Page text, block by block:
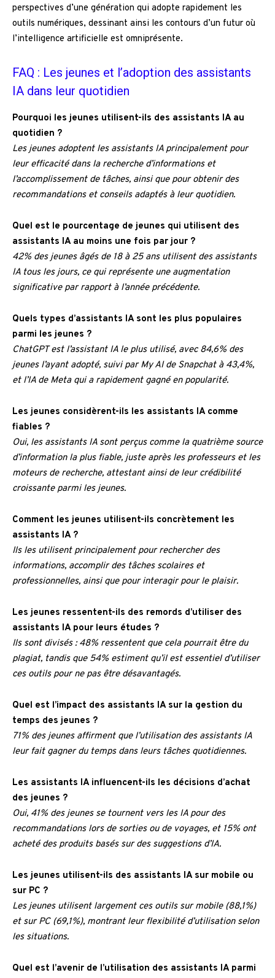
perspectives d’une génération qui adopte rapidement les
outils numériques, dessinant ainsi les contours d’un futur où
l’intelligence artificielle est omniprésente.
FAQ : Les jeunes et l’adoption des assistants
IA dans leur quotidien
Pourquoi les jeunes utilisent-ils des assistants IA au
quotidien ?
Les jeunes adoptent les assistants IA principalement pour
leur efficacité dans la recherche d’informations et
l’accomplissement de tâches, ainsi que pour obtenir des
recommandations et conseils adaptés à leur quotidien.
Quel est le pourcentage de jeunes qui utilisent des
assistants IA au moins une fois par jour ?
42% des jeunes âgés de 18 à 25 ans utilisent des assistants
IA tous les jours, ce qui représente une augmentation
significative par rapport à l’année précédente.
Quels types d’assistants IA sont les plus populaires
parmi les jeunes ?
ChatGPT est l’assistant IA le plus utilisé, avec 84,6% des
jeunes l’ayant adopté, suivi par My AI de Snapchat à 43,4%,
et l’IA de Meta qui a rapidement gagné en popularité.
Les jeunes considèrent-ils les assistants IA comme
fiables ?
Oui, les assistants IA sont perçus comme la quatrième source
d’information la plus fiable, juste après les professeurs et les
moteurs de recherche, attestant ainsi de leur crédibilité
croissante parmi les jeunes.
Comment les jeunes utilisent-ils concrètement les
assistants IA ?
Ils les utilisent principalement pour rechercher des
informations, accomplir des tâches scolaires et
professionnelles, ainsi que pour interagir pour le plaisir.
Les jeunes ressentent-ils des remords d’utiliser des
assistants IA pour leurs études ?
Ils sont divisés : 48% ressentent que cela pourrait être du
plagiat, tandis que 54% estiment qu’il est essentiel d’utiliser
ces outils pour ne pas être désavantagés.
Quel est l’impact des assistants IA sur la gestion du
temps des jeunes ?
71% des jeunes affirment que l’utilisation des assistants IA
leur fait gagner du temps dans leurs tâches quotidiennes.
Les assistants IA influencent-ils les décisions d’achat
des jeunes ?
Oui, 41% des jeunes se tournent vers les IA pour des
recommandations lors de sorties ou de voyages, et 15% ont
acheté des produits basés sur des suggestions d’IA.
Les jeunes utilisent-ils des assistants IA sur mobile ou
sur PC ?
Les jeunes utilisent largement ces outils sur mobile (88,1%)
et sur PC (69,1%), montrant leur flexibilité d’utilisation selon
les situations.
Quel est l’avenir de l’utilisation des assistants IA parmi